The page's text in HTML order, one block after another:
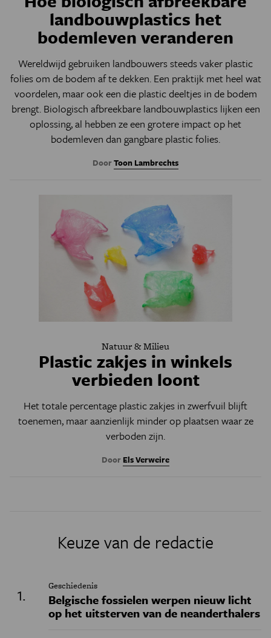
landbouwplastics het
bodemleven veranderen
Wereldwijd gebruiken landbouwers steeds vaker plastic
folies om de bodem af te dekken. Een praktijk met heel wat
voordelen, maar ook een die plastic deeltjes in de bodem
brengt. Biologisch afbreekbare landbouwplastics lijken een
oplossing, al hebben ze een grotere impact op het
bodemleven dan gangbare plastic folies.
DoorToon Lambrechts
Natuur & Milieu
Plastic zakjes in winkels
verbieden loont
Het totale percentage plastic zakjes in zwerfvuil blijft
toenemen, maar aanzienlijk minder op plaatsen waar ze
verboden zijn.
Door Els Verweire
Keuze van de redactie
Geschiedenis
Belgische fossielen werpen nieuw licht
op het uitsterven van de neanderthalers